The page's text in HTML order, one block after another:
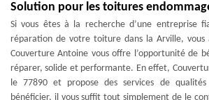
Solution pour les toitures
Si vous êtes à la recherche d’une entreprise
réparation de votre toiture dans la Arville, vous
Couverture Antoine vous offre l’opportunité de
réparer, solide et performante. En effet,
le 77890 et propose des services de
bénéficier, il vous suffit tout simplement de le